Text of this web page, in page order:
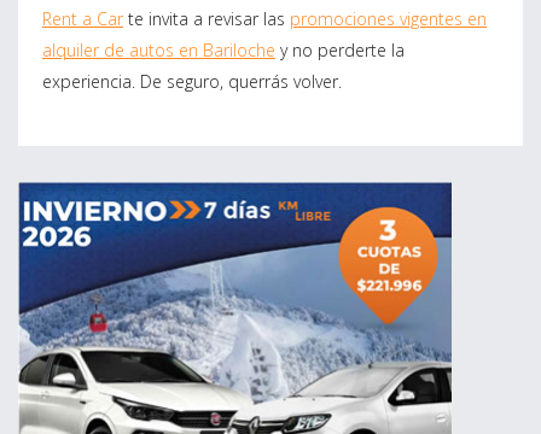
Rent a Car te invita a revisar las promociones vigentes en
alquiler de autos en Bariloche y no perderte la
experiencia. De seguro, querrás volver.